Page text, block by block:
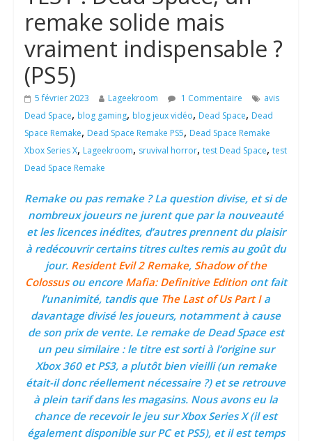
remake solide mais
vraiment indispensable ?
(PS5)
5 février 2023 Lageekroom 1 Commentaire
avis
Dead Space, blog gaming, blog jeux vidéo, Dead Space, Dead
Space Remake, Dead Space Remake PS5, Dead Space Remake
Xbox Series X, Lageekroom, sruvival horror, test Dead Space, test
Dead Space Remake
Remake ou pas remake ? La question divise, et si de
nombreux joueurs ne jurent que par la nouveauté
et les licences inédites, d’autres prennent du plaisir
à redécouvrir certains titres cultes remis au goût du
jour. Resident Evil 2 Remake, Shadow of the
Colossusou encore Mafia: Definitive Editionont fait
l’unanimité, tandis que The Last of Us Part Ia
davantage divisé les joueurs, notamment à cause
de son prix de vente. Le remake de Dead Space est
un peu similaire : le titre est sorti à l’origine sur
Xbox 360 et PS3, a plutôt bien vieilli (un remake
était-il donc réellement nécessaire ?) et se retrouve
à plein tarif dans les magasins. Nous avons eu la
chance de recevoir le jeu sur Xbox Series X (il est
également disponible sur PC et PS5), et il est temps